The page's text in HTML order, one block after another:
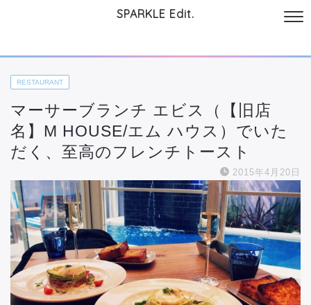
SPARKLE Edit.
RESTAURANT
マーサーブランチ エビス（【旧店
名】M HOUSE/エム ハウス）でいた
だく、至高のフレンチトースト
2015年4月20日